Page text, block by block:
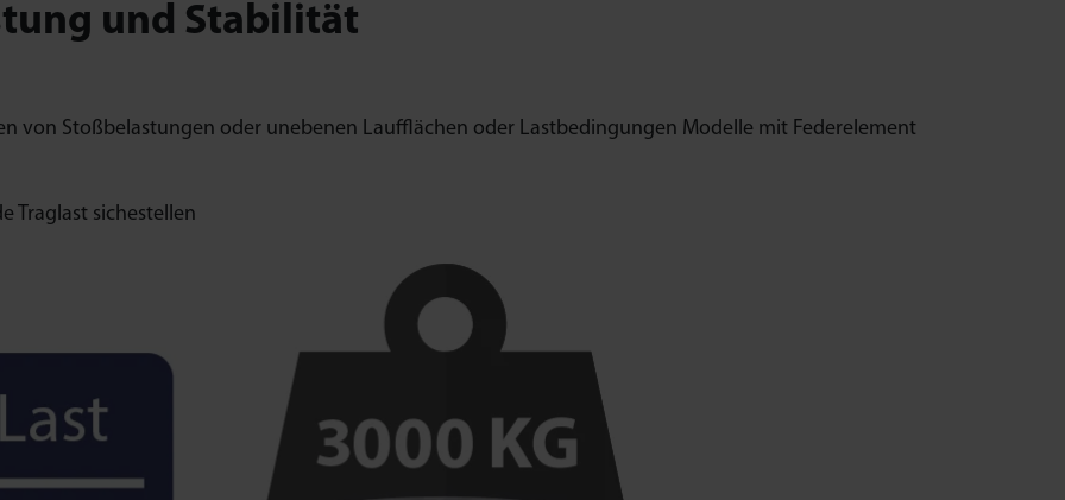
und Stabilität
von Stoßbelastungen oder unebenen Laufflächen oder Lastbedingungen Modelle mit Federelement
Traglast sichestellen